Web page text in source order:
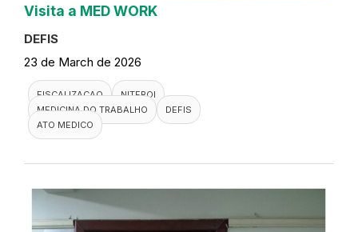
Visita a MED WORK
DEFIS
23 de March de 2026
FISCALIZACAO
NITEROI
MEDICINA DO TRABALHO
DEFIS
ATO MEDICO